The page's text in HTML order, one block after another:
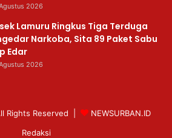
2026
Lamuru Ringkus Tiga Terduga
Narkoba, Sita 89 Paket Sabu
Edar
2026
Rights Reserved |
NEWSURBAN.ID
Redaksi